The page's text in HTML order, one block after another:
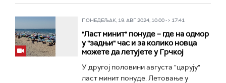
ПОНЕДЕЉАК, 19. АВГ 2024, 10:00 -> 17:41
"Ласт минит" понуде – где на одмор
у "задњи" час и за колико новца
можете да летујете у Грчкој
У другој половини августа "царују"
ласт минит понуде. Летовање у